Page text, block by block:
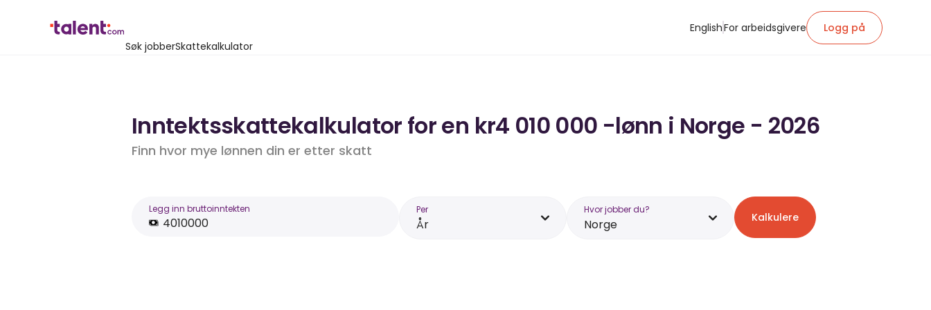
Søk jobberSkattekalkulator
EnglishFor arbeidsgivere Logg på
Inntektsskattekalkulator for en kr4 010 000 -lønn i Norge - 2026
Finn hvor mye lønnen din er etter skatt
Legg inn bruttoinntekten Per
År
Hvor jobber du?
Norge Kalkulere